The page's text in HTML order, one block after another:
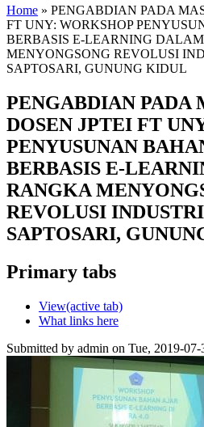
Home » PENGABDIAN PADA
FT UNY: WORKSHOP
BERBASIS E-LEARNING
MENYONGSONG REVOLUSI
SAPTOSARI, GUNUNG KIDUL
PENGABDIAN PADA
DOSEN JPTEI FT
PENYUSUNAN
BERBASIS E-
RANGKA
REVOLUSI
SAPTOSARI,
Primary tabs
View(active tab)
What links here
Submitted by admin on Tue, 2019-07-